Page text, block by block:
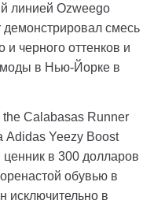
линией Ozweego
смесь
и черного оттенков и
в Нью-Йорке в
Calabasas Runner
Adidas Yeezy Boost
в 300 долларов
обувью в
исключительно в